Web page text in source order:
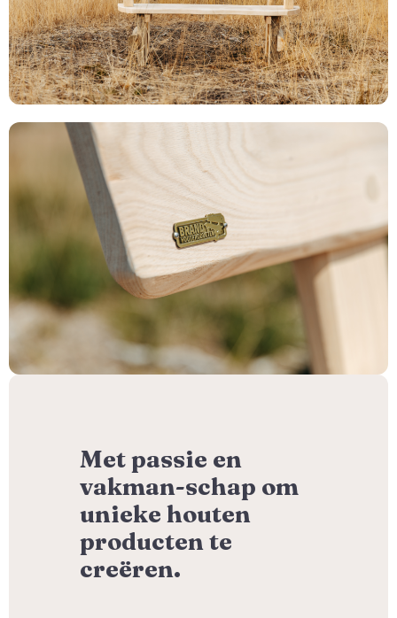
Met passie en
vakman-schap om
unieke houten
producten te
creëren.